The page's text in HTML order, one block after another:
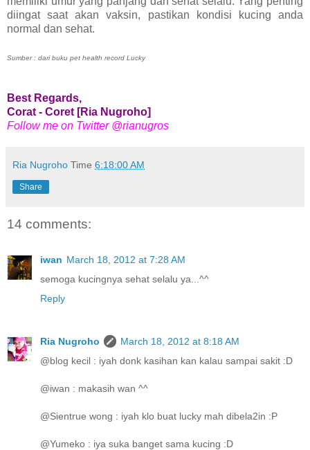
diingat saat akan vaksin, pastikan kondisi kucing anda
normal dan sehat.
Sumber : dari buku pet health record Lucky
Best Regards,
Corat - Coret [Ria Nugroho]
Follow me on Twitter @rianugros
Ria Nugroho Time 6:18:00 AM
Share
14 comments:
iwan March 18, 2012 at 7:28 AM
semoga kucingnya sehat selalu ya...^^
Reply
Ria Nugroho
March 18, 2012 at 8:18 AM
@blog kecil : iyah donk kasihan kan kalau sampai sakit :D
@iwan : makasih wan ^^
@Sientrue wong : iyah klo buat lucky mah dibela2in :P
@Yumeko : iya suka banget sama kucing :D